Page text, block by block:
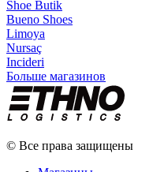
Shoe Butik
Bueno Shoes
Limoya
Nursaç
Incideri
Больше магазинов
© Все права защищены